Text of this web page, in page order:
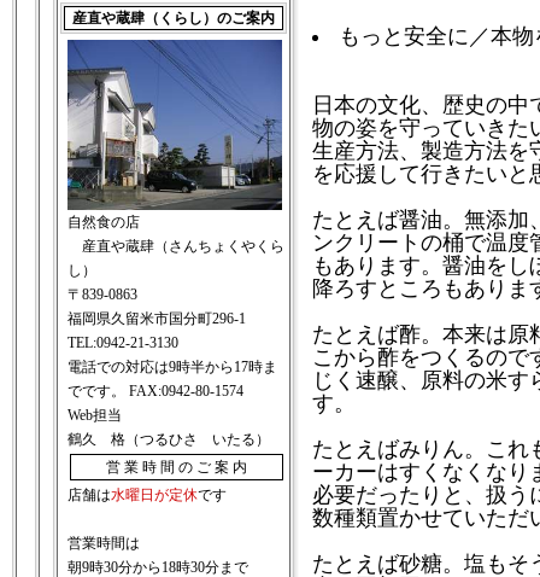
産直や蔵肆（くらし）のご案内
自然食の店
産直や蔵肆（さんちょくやくら
し）
〒839-0863
福岡県久留米市国分町296-1
TEL:0942-21-3130
電話での対応は9時半から17時ま
でです。 FAX:0942-80-1574
Web担当
鶴久 格（つるひさ いたる）
営 業 時 間 の ご 案 内
店舗は水曜日が定休です
営業時間は
朝9時30分から18時30分まで
もっと安全に／本
日本の文化、歴史の
物の姿を守っていきた
生産方法、製造方法を
を応援して行きたいと
たとえば醤油。無添加
ンクリートの桶で温度
もあります。醤油を
降ろすところもありま
たとえば酢。本来は原
こから酢をつくるので
じく速醸、原料の米
す。
たとえばみりん。これ
ーカーはすくなくなり
必要だったりと、扱う
数種類置かせていただ
たとえば砂糖。塩もそ